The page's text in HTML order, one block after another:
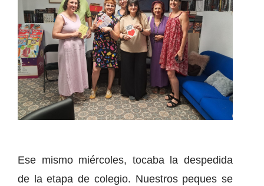
Ese mismo miércoles, tocaba la despedida
de la etapa de colegio. Nuestros peques se